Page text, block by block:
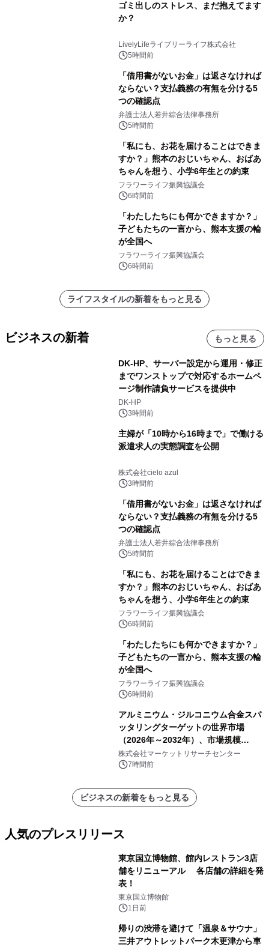
ゴミ出しのストレス、まだ抱えてます
か？
LivelyLifeライブリーライフ株式会社
5時間前
「借用書がないお金」は返さなければ
ならない？支払義務の有無を分ける5
つの確認点
弁護士法人若井綜合法律事務所
5時間前
「私にも、お花を届けることはできま
すか？」熊本のおじいちゃん、おばあ
ちゃんを想う、小学6年生との約束
フラワーライフ振興協議会
6時間前
「わたしたちにも何かできますか？」
子どもたちの一言から、熊本支援の輪
が全国へ
フラワーライフ振興協議会
6時間前
ライフスタイルの新着をもっと見る
ビジネスの新着 もっと見る
DK-HP、サーバー設定から運用・修正
までワンストップで対応するホームペ
ージ制作請負サービスを提供中
DK-HP
3時間前
主婦が「10時から16時まで」で働ける
派遣求人の実態調査を公開
株式会社cielo azul
3時間前
「借用書がないお金」は返さなければ
ならない？支払義務の有無を分ける5
つの確認点
弁護士法人若井綜合法律事務所
5時間前
「私にも、お花を届けることはできま
すか？」熊本のおじいちゃん、おばあ
ちゃんを想う、小学6年生との約束
フラワーライフ振興協議会
6時間前
「わたしたちにも何かできますか？」
子どもたちの一言から、熊本支援の輪
が全国へ
フラワーライフ振興協議会
6時間前
アルミニウム・ジルコニウム合金スパ
ッタリングターゲットの世界市場
（2026年～2032年）、市場規模
（0.995、0.999、その他）・分析レポ
ートを発表
株式会社マーケットリサーチセンター
7時間前
ビジネスの新着をもっと見る
人気のプレスリリース
東京国立博物館、館内レストラン3店
舗をリニューアル 各店舗の詳細を発
表！
東京国立博物館
1日前
帰りの渋滞を避けて「温泉＆サウナ」
三井アウトレットパーク木更津から車